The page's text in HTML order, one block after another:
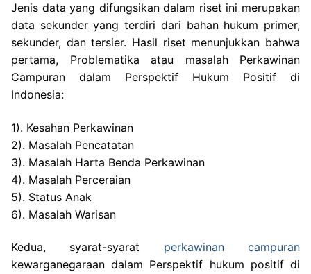
Jenis data yang difungsikan dalam riset ini merupakan
data sekunder yang terdiri dari bahan hukum primer,
sekunder, dan tersier. Hasil riset menunjukkan bahwa
pertama, Problematika atau masalah Perkawinan
Campuran dalam Perspektif Hukum Positif di
Indonesia:
1). Kesahan Perkawinan
2). Masalah Pencatatan
3). Masalah Harta Benda Perkawinan
4). Masalah Perceraian
5). Status Anak
6). Masalah Warisan
Kedua, syarat-syarat perkawinan campuran
kewarganegaraan dalam Perspektif hukum positif di